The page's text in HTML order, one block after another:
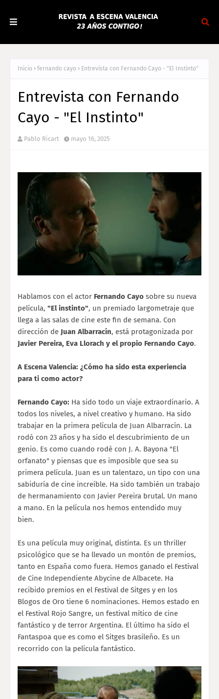
Inicio fernando cayo Entrevista con Fernando Cayo - "El Instinto"
Entrevista con Fernando
Cayo - "El Instinto"
Pablo Ricart mayo 16, 2025
Hablamos con el actor Fernando Cayo sobre su nueva
película, "El instinto", un premiado largometraje que
llega a las salas de cine este fin de semana. Con
dirección de Juan Albarracín, está protagonizada por
Javier Pereira, Eva Llorach y el propio Fernando Cayo.
A Escena Valencia: ¿Cómo ha sido esta experiencia
para ti como actor?
Fernando Cayo: Ha sido todo un viaje extraordinario. A
todos los niveles, a nivel creativo y humano. Ha sido
trabajar en la primera película de Juan Albarracín. La
rodó con 23 años y ha sido el descubrimiento de un
genio. Es como cuando rodé con J. A. Bayona "El
orfanato" y piensas que es imposible que sea su
primera película. Juan es un talentazo, un tipo con una
sabiduría de cine increíble. Ha sido también un trabajo
de hermanamiento con Javier Pereira brutal. Un mano
a mano. En la película nos hemos entendido muy
bien.
Es una película muy original, distinta. Es un thriller
psicológico que se ha llevado un montón de premios,
tanto en España como fuera. Hemos ganado el Festival
de Cine Independiente Abycine de Albacete. Ha
recibido premios en el Festival de Sitges y en los
Blogos de Oro tiene 6 nominaciones. Hemos estado en
el Festival Rojo Sangre, un festival mítico de cine
fantástico y de terror Argentina. El último ha sido el
Fantaspoa que es como el Sitges brasileño. Es un
recorrido con la película fantástico.